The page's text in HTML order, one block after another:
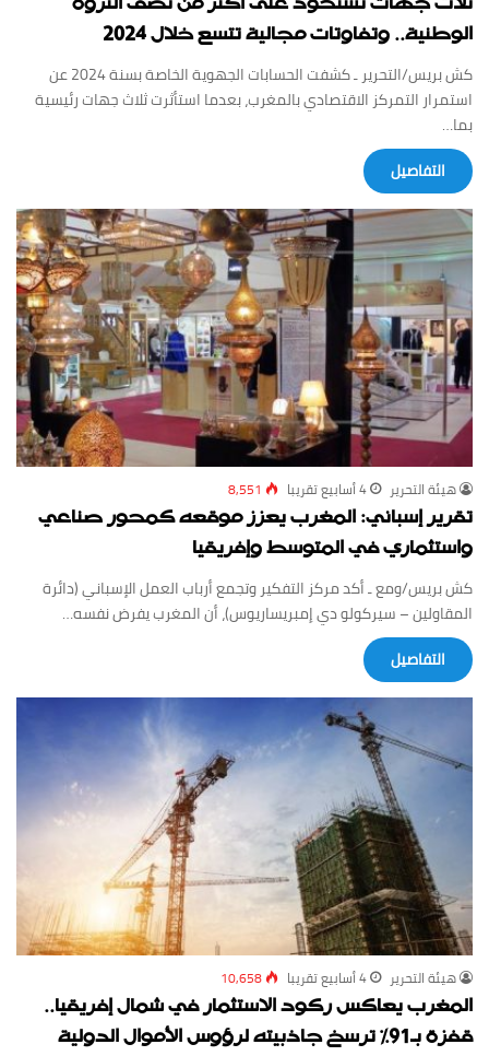
الوطنية.. وتفاوتات مجالية تتسع خلال 2024
كش بريس/التحرير ـ كشفت الحسابات الجهوية الخاصة بسنة 2024 عن
استمرار التمركز الاقتصادي بالمغرب، بعدما استأثرت ثلاث جهات رئيسية
بما…
‏التفاصيل
‏هيئة ‏التحرير 4 أسابيع ‏تقريبا 8,551
تقرير إسباني: المغرب يعزز موقعه كمحور صناعي
واستثماري في المتوسط وإفريقيا
كش بريس/ومع ـ أكد مركز التفكير وتجمع أرباب العمل الإسباني (دائرة
المقاولين – سيركولو دي إمبريساريوس)، أن المغرب يفرض نفسه…
‏التفاصيل
‏هيئة ‏التحرير 4 أسابيع ‏تقريبا 10,658
المغرب يعاكس ركود الاستثمار في شمال إفريقيا..
قفزة بـ91% ترسخ جاذبيته لرؤوس الأموال الدولية